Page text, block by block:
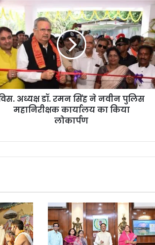
अध्यक्ष डॉ. रमन सिंह ने नवीन पुलिस
महानिरीक्षक कार्यालय का किया
लोकार्पण